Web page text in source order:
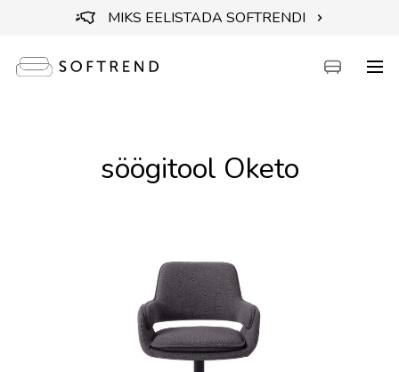
MIKS EELISTADA SOFTRENDI
söögitool Oketo